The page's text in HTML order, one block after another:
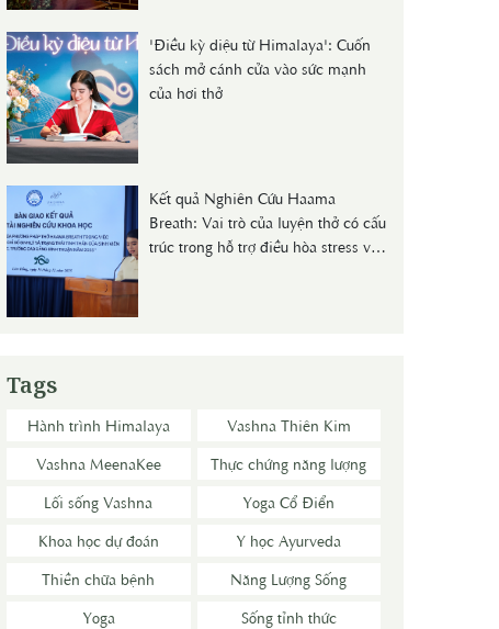
'Điều kỳ diệu từ Himalaya': Cuốn
sách mở cánh cửa vào sức mạnh
của hơi thở
Kết quả Nghiên Cứu Haama
Breath: Vai trò của luyện thở có cấu
trúc trong hỗ trợ điều hòa stress và
Tags
Hành trình Himalaya
Vashna Thiên Kim
Vashna MeenaKee
Thực chứng năng lượng
Lối sống Vashna
Yoga Cổ Điển
Khoa học dự đoán
Y học Ayurveda
Thiền chữa bệnh
Năng Lượng Sống
Yoga
Sống tỉnh thức